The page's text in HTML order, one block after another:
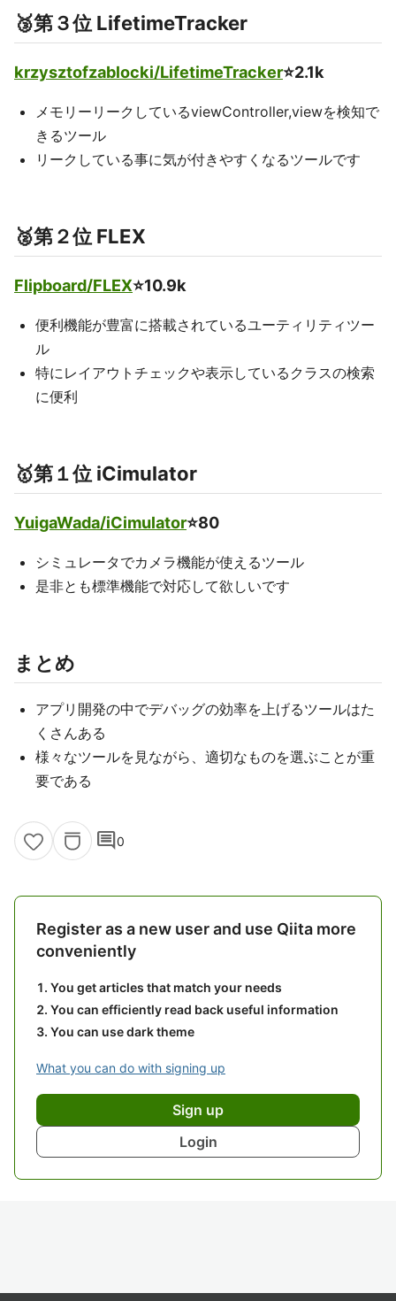
🥉第３位 LifetimeTracker
krzysztofzablocki/LifetimeTracker⭐️2.1k
メモリーリークしているviewController,viewを検知で
きるツール
リークしている事に気が付きやすくなるツールです
🥈第２位 FLEX
Flipboard/FLEX⭐️10.9k
便利機能が豊富に搭載されているユーティリティツー
ル
特にレイアウトチェックや表示しているクラスの検索
に便利
🥇第１位 iCimulator
YuigaWada/iCimulator⭐️80
シミュレータでカメラ機能が使えるツール
是非とも標準機能で対応して欲しいです
まとめ
アプリ開発の中でデバッグの効率を上げるツールはた
くさんある
様々なツールを見ながら、適切なものを選ぶことが重
要である
comment0
Register as a new user and use Qiita more
conveniently
You get articles that match your needs
You can efficiently read back useful information
You can use dark theme
What you can do with signing up
Sign up
Login